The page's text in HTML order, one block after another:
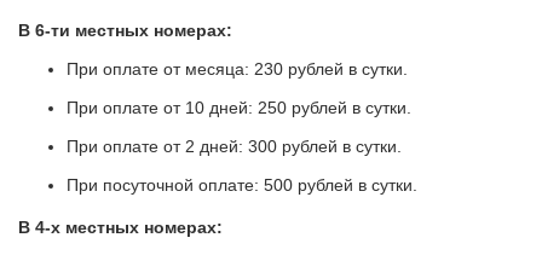
В 6-ти местных номерах:
При оплате от месяца: 230 рублей в сутки.
При оплате от 10 дней: 250 рублей в сутки.
При оплате от 2 дней: 300 рублей в сутки.
При посуточной оплате: 500 рублей в сутки.
В 4-х местных номерах: